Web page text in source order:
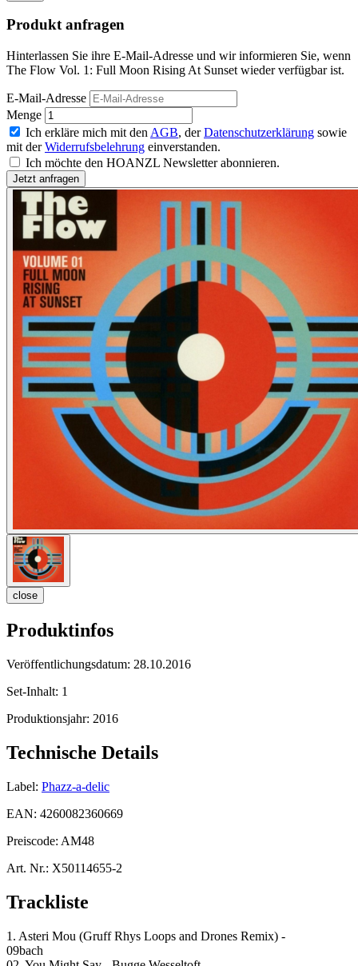
Produkt anfragen
Hinterlassen Sie ihre E-Mail-Adresse und wir informieren Sie, wenn
The Flow Vol. 1: Full Moon Rising At Sunset wieder verfügbar ist.
E-Mail-Adresse
Menge
Ich erkläre mich mit den AGB, derDatenschutzerklärung sowie
mit derWiderrufsbelehrung einverstanden.
Ich möchte den HOANZL Newsletter abonnieren.
close
Produktinfos
Veröffentlichungsdatum: 28.10.2016
Set-Inhalt: 1
Produktionsjahr: 2016
Technische Details
Label: Phazz-a-delic
EAN: 4260082360669
Preiscode: AM48
Art. Nr.: X50114655-2
Trackliste
1. Asteri Mou (Gruff Rhys Loops and Drones Remix) -
09bach